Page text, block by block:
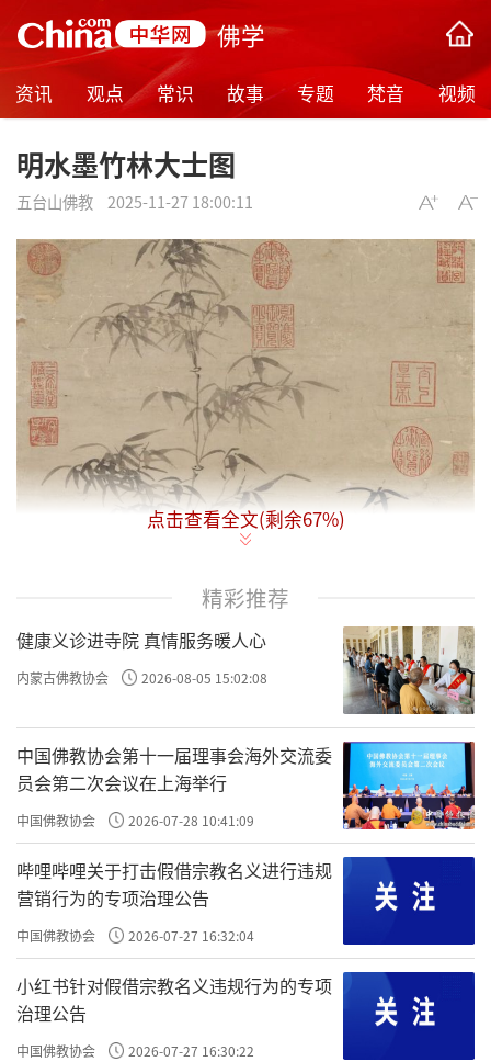
佛学
资讯 观点 常识 故事 专题 梵音 视频
明水墨竹林大士图
五台山佛教 2025-11-27 18:00:11
点击查看全文(剩余67%)
精彩推荐
健康义诊进寺院 真情服务暖人心
内蒙古佛教协会 2026-08-05 15:02:08
中国佛教协会第十一届理事会海外交流委
员会第二次会议在上海举行
中国佛教协会 2026-07-28 10:41:09
哔哩哔哩关于打击假借宗教名义进行违规
营销行为的专项治理公告
中国佛教协会 2026-07-27 16:32:04
小红书针对假借宗教名义违规行为的专项
治理公告
中国佛教协会 2026-07-27 16:30:22